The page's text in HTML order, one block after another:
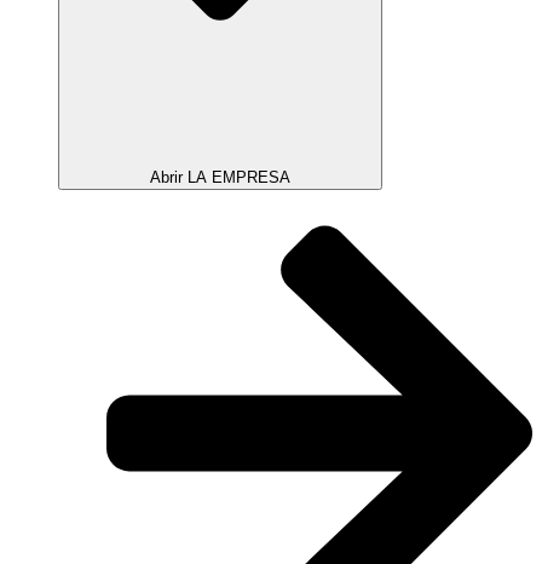
Abrir LA EMPRESA